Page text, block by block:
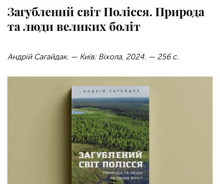
Загублений світ Полісся. Природа
та люди великих боліт
Андрій Сагайдак. — Київ: Віхола, 2024. — 256 с.